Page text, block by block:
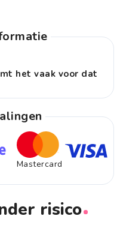
het vaak voor dat
Mastercard
risico